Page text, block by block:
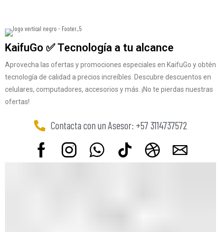
KaifuGo ✅ Tecnología a tu alcance
Aprovecha las ofertas y promociones especiales en KaifuGo y obtén
tecnología de calidad a precios increíbles. Descubre descuentos en
celulares, computadores, accesorios y más. ¡No te pierdas nuestras
ofertas!
Contacta con un Asesor: +57 3114737572